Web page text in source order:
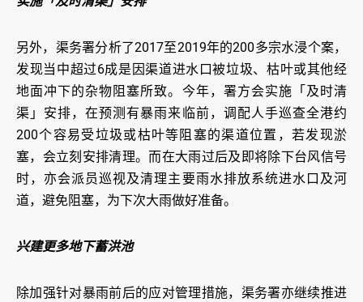
另外，渠务署分析了2017至2019年的200多宗水浸个案，
发现当中超过6成是因渠道进水口被垃圾、枯叶或其他经
地面冲下的杂物阻塞所致。今年，署方会实施「及时清
渠」安排，在预测有暴雨来临前，调配人手巡查全港约
200个容易受垃圾或枯叶等阻塞的渠道位置，若发现淤
塞，会立刻安排清理。而在大雨过后及即将除下台风信号
时，亦会派员巡视及清理主要雨水排放系统进水口及河
道，避免阻塞，为下次大雨做好准备。
兴建更多地下蓄洪池
除加强针对暴雨前后的应对管理措施，渠务署亦继续推进